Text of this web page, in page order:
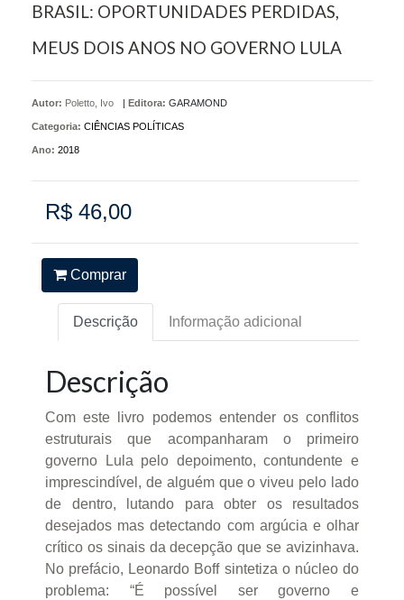
BRASIL: OPORTUNIDADES PERDIDAS,
MEUS DOIS ANOS NO GOVERNO LULA
Autor: Poletto, Ivo Editora: GARAMOND
Categoria: CIÊNCIAS POLÍTICAS
Ano: 2018
R$ 46,00
Comprar
Descrição Informação adicional
Descrição
Com este livro podemos entender os conflitos
estruturais que acompanharam o primeiro
governo Lula pelo depoimento, contundente e
imprescindível, de alguém que o viveu pelo lado
de dentro, lutando para obter os resultados
desejados mas detectando com argúcia e olhar
crítico os sinais da decepção que se avizinhava.
No prefácio, Leonardo Boff sintetiza o núcleo do
problema: “É possível ser governo e